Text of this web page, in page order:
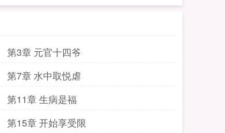
第3章 元官十四爷
第7章 水中取悦虐
第11章 生病是福
第15章 开始享受限